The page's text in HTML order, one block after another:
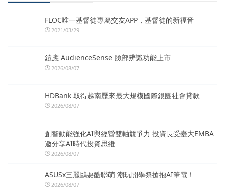
FLOC唯一基督徒專屬交友APP，基督徒的新福音
2021/03/29
鎧應 AudienceSense 臉部辨識功能上市
2026/08/07
HDBank 取得越南歷來最大規模國際銀團社會貸款
2026/08/07
創智動能強化AI與經營雙軸競爭力 投資長受臺大EMBA
邀分享AI時代投資思維
2026/08/07
ASUSx三麗鷗耍酷聯萌 潮玩開學祭搶抱AI筆電！
2026/08/07